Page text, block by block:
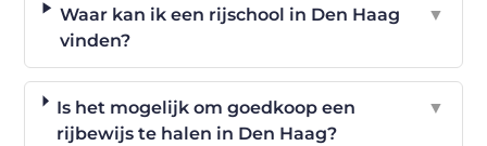
Waar kan ik een rijschool in Den Haag
vinden?
▼
Is het mogelijk om goedkoop een
rijbewijs te halen in Den Haag?
▼